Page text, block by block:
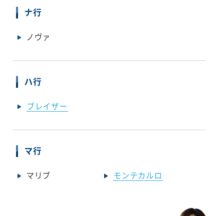
ナ行
ノヴァ
ハ行
ブレイザー
マ行
マリブ モンテカルロ